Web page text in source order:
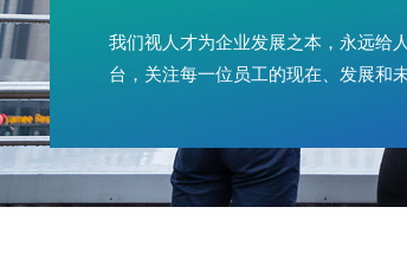
我们视人才为企业发展之本，永远给
台，关注每一位员工的现在、发展和未